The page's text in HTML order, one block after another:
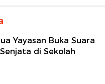
Yayasan Buka Suara
di Sekolah